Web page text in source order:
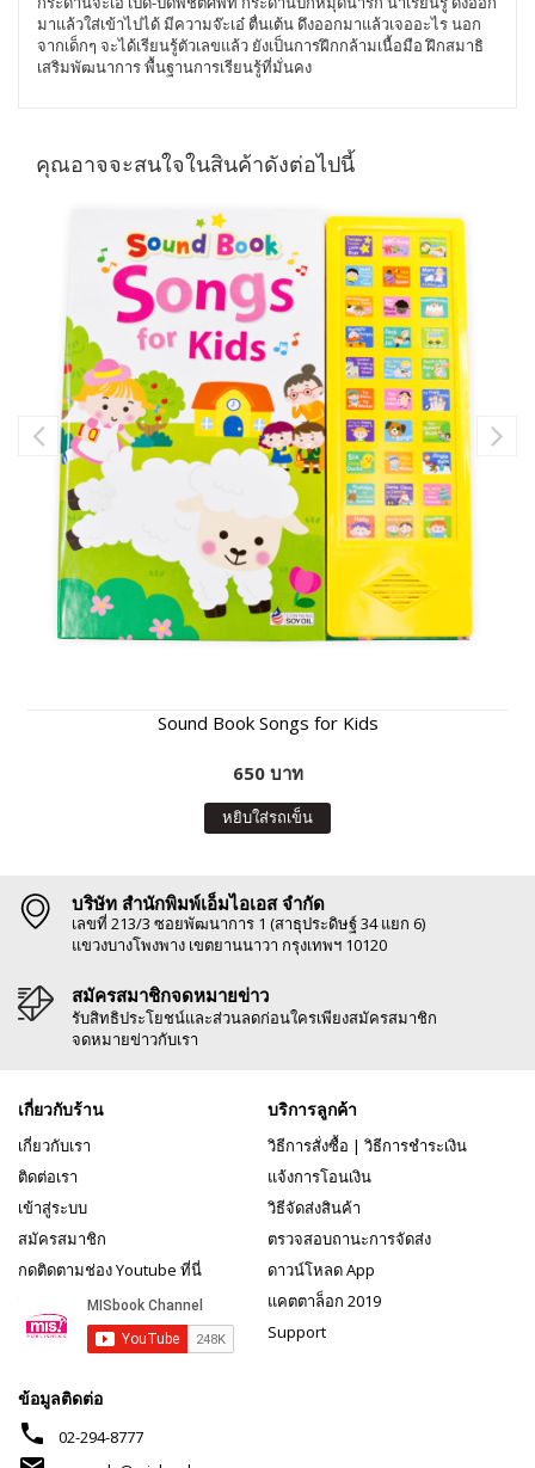
มาแล้วใส่เข้าไปได้ มีความจ๊ะเอ๋ ตื่นเต้น ดึงออกมาแล้วเจออะไร นอก
จากเด็กๆ จะได้เรียนรู้ตัวเลขแล้ว ยังเป็นการฝึกกล้ามเนื้อมือ ฝึกสมาธิ
เสริมพัฒนาการ พื้นฐานการเรียนรู้ที่มั่นคง
คุณอาจจะสนใจในสินค้าดังต่อไปนี้
Sound Book Songs for Kids
650 บาท
หยิบใส่รถเข็น
บริษัท สำนักพิมพ์เอ็มไอเอส จำกัด
เลขที่ 213/3 ซอยพัฒนาการ 1 (สาธุประดิษฐ์ 34 แยก 6)
แขวงบางโพงพาง เขตยานนาวา กรุงเทพฯ 10120
สมัครสมาชิกจดหมายข่าว
รับสิทธิประโยชน์และส่วนลดก่อนใครเพียงสมัครสมาชิก
จดหมายข่าวกับเรา
เกี่ยวกับร้าน
เกี่ยวกับเรา
ติดต่อเรา
เข้าสู่ระบบ
สมัครสมาชิก
กดติดตามช่อง Youtube ที่นี่
บริการลูกค้า
วิธีการสั่งซื้อ | วิธีการชำระเงิน
แจ้งการโอนเงิน
วิธีจัดส่งสินค้า
ตรวจสอบถานะการจัดส่ง
ดาวน์โหลด App
แคตตาล็อก 2019
Support
ข้อมูลติดต่อ
phone 02-294-8777